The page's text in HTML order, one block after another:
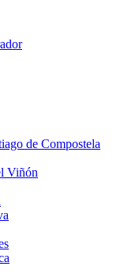
de Compostela
Viñón